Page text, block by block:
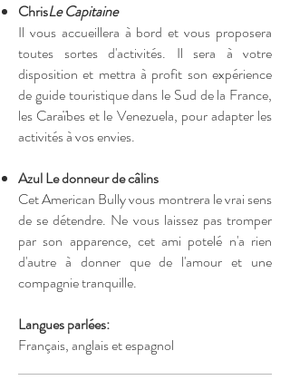
ChrisLe Capitaine
Il vous accueillera à bord et vous proposera
toutes sortes d'activités. Il sera à votre
disposition et mettra à profit son expérience
de guide touristique dans le Sud de la France,
les Caraïbes et le Venezuela, pour adapter les
activités à vos envies.
Azul Le donneur de câlins
Cet American Bully vous montrera le vrai sens
de se détendre. Ne vous laissez pas tromper
par son apparence, cet ami potelé n'a rien
d'autre à donner que de l'amour et une
compagnie tranquille.
Langues parlées:
Français, anglais et espagnol